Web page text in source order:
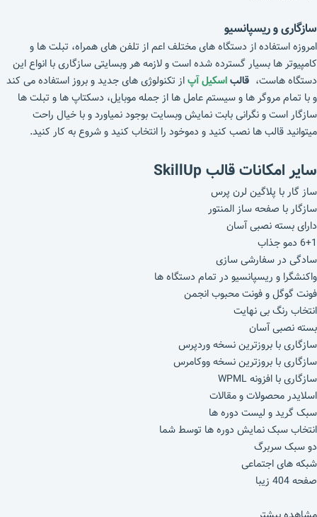
سازگاری و ریسپانسیو
امروزه استفاده از دستگاه های مختلف اعم از تلفن های همراه، تبلت ها و
کامپیوتر ها بسیار گسترده شده است و لازمه هر وبسایتی سازگاری با انواع این
دستگاه هاست، قالباسکیل آپاز تکنولوژی های جدید و بروز استفاده می کند
و با تمام مروگر ها و سیستم عامل ها از جمله موبایل، دسکتاپ ها و تبلت ها
سازگار است و نگرانی بابت نمایش وبسایت بوجود نمیاورد و با خیال راحت
میتوانید قالب ها نصب کنید و دموخود را انتخاب کنید و شروع به کار کنید.
سایر امکانات قالب SkillUp
ساز گار با پلاگین لرن پرس
سازگار با صفحه ساز المنتور
دارای بسته نصبی آسان
6+1 دمو جذاب
سادگی در سفارشی سازی
واکنشگرا و ریسپانسیو در تمام دستگاه ها
فونت گوگل و فونت محبوب انجمن
انتخاب رنگ بی نهایت
بسته نصبی آسان
سازگاری با بروزترین نسخه وردپرس
سازگاری با بروزترین نسخه ووکامرس
سازگاری با افزونه WPML
اسلایدر محصولات و مقالات
سبک گرید و لیست دوره ها
انتخاب سبک نمایش دوره ها توسط شما
دو سبک سربرگ
شبکه های اجتماعی
صفحه 404 زیبا